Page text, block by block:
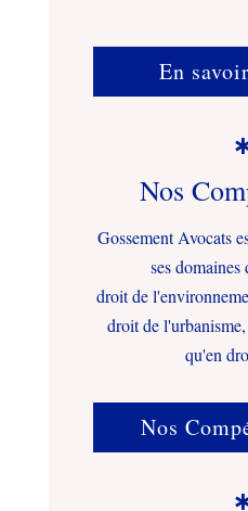
En
Nos
Gossement Avocats
ses domaines
droit de
droit de
qu'en
Nos